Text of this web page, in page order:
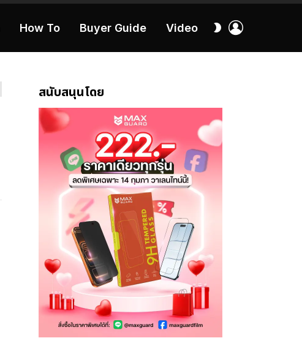
How To Buyer Guide Video
สลับ
สนับสนุนโดย